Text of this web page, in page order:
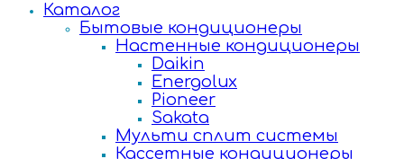
Каталог
Бытовые кондиционеры
Настенные кондиционеры
Daikin
Energolux
Pioneer
Sakata
Мульти сплит системы
Кассетные кондиционеры